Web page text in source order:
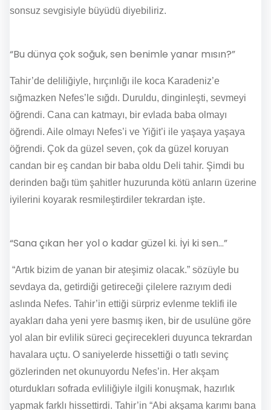
sonsuz sevgisiyle büyüdü diyebiliriz.
“Bu dünya çok soğuk, sen benimle yanar mısın?”
Tahir’de deliliğiyle, hırçınlığı ile koca Karadeniz’e
sığmazken Nefes’le sığdı. Duruldu, dinginleşti, sevmeyi
öğrendi. Cana can katmayı, bir evlada baba olmayı
öğrendi. Aile olmayı Nefes’i ve Yiğit’i ile yaşaya yaşaya
öğrendi. Çok da güzel seven, çok da güzel koruyan
candan bir eş candan bir baba oldu Deli tahir. Şimdi bu
derinden bağı tüm şahitler huzurunda kötü anların üzerine
iyilerini koyarak resmileştirdiler tekrardan işte.
“Sana çıkan her yol o kadar güzel ki. İyi ki sen…”
“Artık bizim de yanan bir ateşimiz olacak.” sözüyle bu
sevdaya da, getirdiği getireceği çilelere razıyım dedi
aslında Nefes. Tahir’in ettiği sürpriz evlenme teklifi ile
ayakları daha yeni yere basmış iken, bir de usulüne göre
yol alan bir evlilik süreci geçirecekleri duyunca tekrardan
havalara uçtu. O saniyelerde hissettiği o tatlı sevinç
gözlerinden net okunuyordu Nefes’in. Her akşam
oturdukları sofrada evliliğiyle ilgili konuşmak, hazırlık
yapmak farklı hissettirdi. Tahir’in “Abi akşama karımı bana